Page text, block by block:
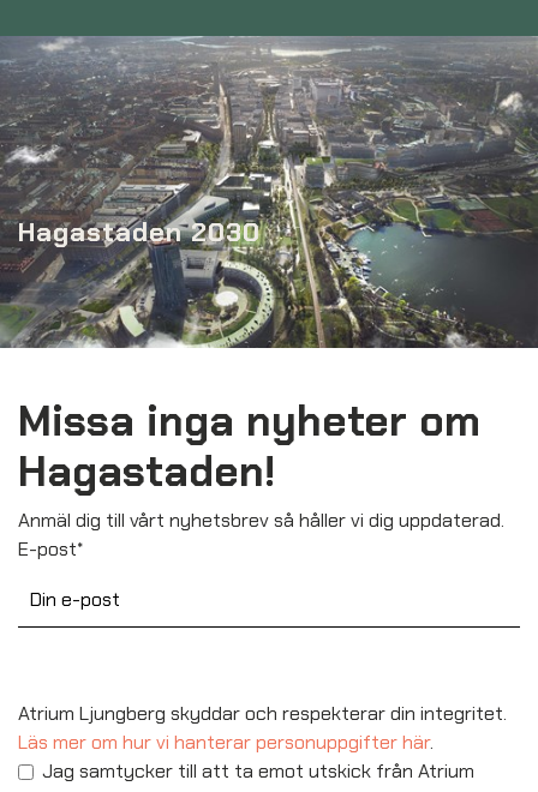
Hagastaden 2030
Missa inga nyheter om
Hagastaden!
Anmäl dig till vårt nyhetsbrev så håller vi dig uppdaterad.
E-post*
Atrium Ljungberg skyddar och respekterar din integritet.
Läs mer om hur vi hanterar personuppgifter här.
Jag samtycker till att ta emot utskick från Atrium